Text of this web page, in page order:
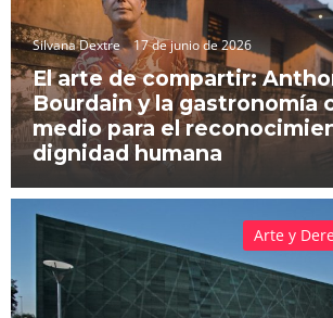
Silvana Dextre 17 de junio de 2026
El arte de compartir:
Bourdain y la gastronomía
medio para el
dignidad humana
Arte y